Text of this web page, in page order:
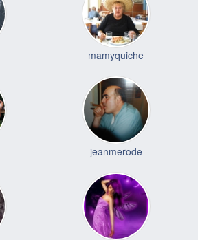
mamyquiche
jeanmerode